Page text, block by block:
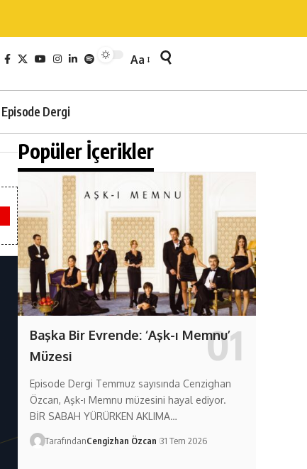
Aa
Episode Dergi
Popüler İçerikler
Başka Bir Evrende: ‘Aşk-ı Memnu’
Müzesi
Episode Dergi Temmuz sayısında Cenzighan
Özcan, Aşk-ı Memnu müzesini hayal ediyor.
BİR SABAH YÜRÜRKEN AKLIMA…
TarafındanCengizhan Özcan 31 Tem 2026